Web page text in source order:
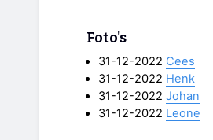
Foto's
31-12-2022 Cees
31-12-2022 Henk
31-12-2022 Johan
31-12-2022 Leone